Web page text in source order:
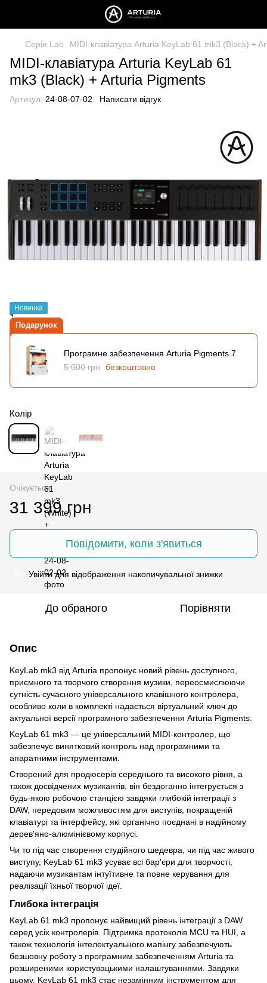
Серія Lab MIDI-клавіатура Arturia KeyLab 61 mk3 (Black) +
MIDI-клавіатура Arturia KeyLab 61
mk3 (Black) + Arturia Pigments
Артикул: 24-08-07-02 Написати відгук
Новинка
Подарунок
Програмне забезпечення Arturia Pigments 7
5 000 грн безкоштовно
Колір
Очікується
31 399 грн
Повідомити, коли з'явиться
Увійтидля відображення накопичувальної знижки
До обраного Порівняти
Опис
KeyLab mk3 від Arturia пропонує новий рівень доступного,
приємного та творчого створення музики, переосмислюючи
сутність сучасного універсального клавішного контролера,
особливо коли в комплекті надається віртуальний ключ до
актуальної версії програмного забезпечення Arturia Pigments
KeyLab 61 mk3 — це універсальний MIDI-контролер, що
забезпечує винятковий контроль над програмними та
апаратними інструментами.
Створений для продюсерів середнього та високого рівня, а
також досвідчених музикантів, він бездоганно інтегрується з
будь-якою робочою станцією завдяки глибокій інтеграції з
DAW, передовим можливостям для виступів, покращеній
клавіатурі та інтерфейсу, які органічно поєднані в надійному
дерев'яно-алюмінієвому корпусі.
Чи то під час створення студійного шедевра, чи під час живого
виступу, KeyLab 61 mk3 усуває всі бар'єри для творчості,
надаючи музикантам інтуїтивне та повне керування для
реалізації їхньої творчої ідеї.
Глибока інтеграція
KeyLab 61 mk3 пропонує найвищий рівень інтеграції з DAW
серед усіх контролерів. Підтримка протоколів MCU та HUI, а
також технологія інтелектуального мапінгу забезпечують
безшовну роботу з програмним забезпеченням Arturia та
розширеними користувацькими налаштуваннями. Завдяки
цьому, KeyLab 61 mk3 стає незамінним інструментом для